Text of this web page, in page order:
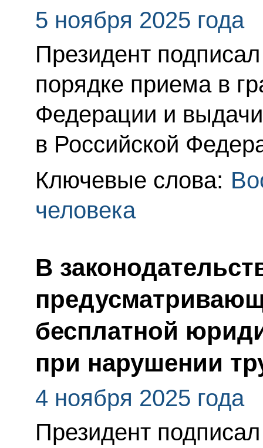
5 ноября 2025 года
Президент
порядке приема в
Федерации и
в Российской
Ключевые слова:
человека
В
бесплатной
при нарушении
4 ноября 2025 года
Президент